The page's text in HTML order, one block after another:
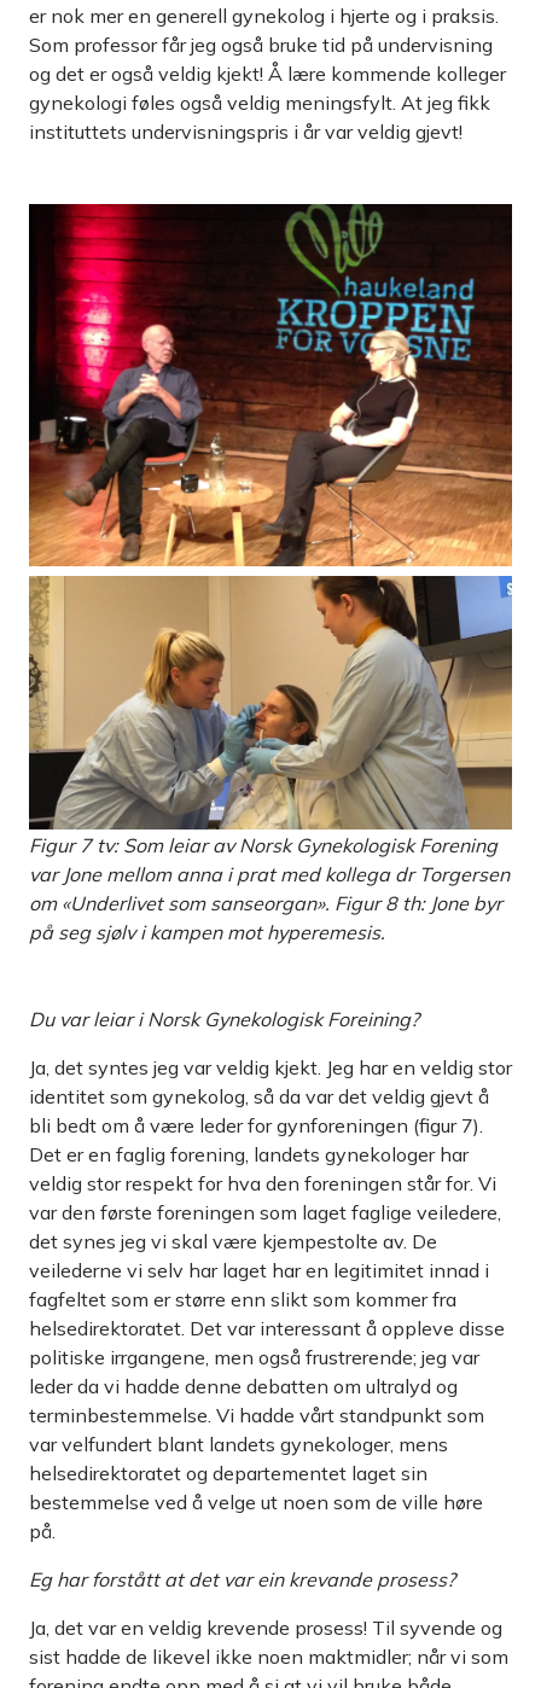
er nok mer en generell gynekolog i hjerte og i praksis.
Som professor får jeg også bruke tid på undervisning
og det er også veldig kjekt! Å lære kommende kolleger
gynekologi føles også veldig meningsfylt. At jeg fikk
instituttets undervisningspris i år var veldig gjevt!
Figur 7 tv: Som leiar av Norsk Gynekologisk Forening
var Jone mellom anna i prat med kollega dr Torgersen
om «Underlivet som sanseorgan». Figur 8 th: Jone byr
på seg sjølv i kampen mot hyperemesis.
Du var leiar i Norsk Gynekologisk Foreining?
Ja, det syntes jeg var veldig kjekt. Jeg har en veldig stor
identitet som gynekolog, så da var det veldig gjevt å
bli bedt om å være leder for gynforeningen (figur 7).
Det er en faglig forening, landets gynekologer har
veldig stor respekt for hva den foreningen står for. Vi
var den første foreningen som laget faglige veiledere,
det synes jeg vi skal være kjempestolte av. De
veilederne vi selv har laget har en legitimitet innad i
fagfeltet som er større enn slikt som kommer fra
helsedirektoratet. Det var interessant å oppleve disse
politiske irrgangene, men også frustrerende; jeg var
leder da vi hadde denne debatten om ultralyd og
terminbestemmelse. Vi hadde vårt standpunkt som
var velfundert blant landets gynekologer, mens
helsedirektoratet og departementet laget sin
bestemmelse ved å velge ut noen som de ville høre
på.
Eg har forstått at det var ein krevande prosess?
Ja, det var en veldig krevende prosess! Til syvende og
sist hadde de likevel ikke noen maktmidler; når vi som